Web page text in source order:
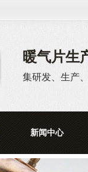
暖气片生
集研发、生产
新闻中心